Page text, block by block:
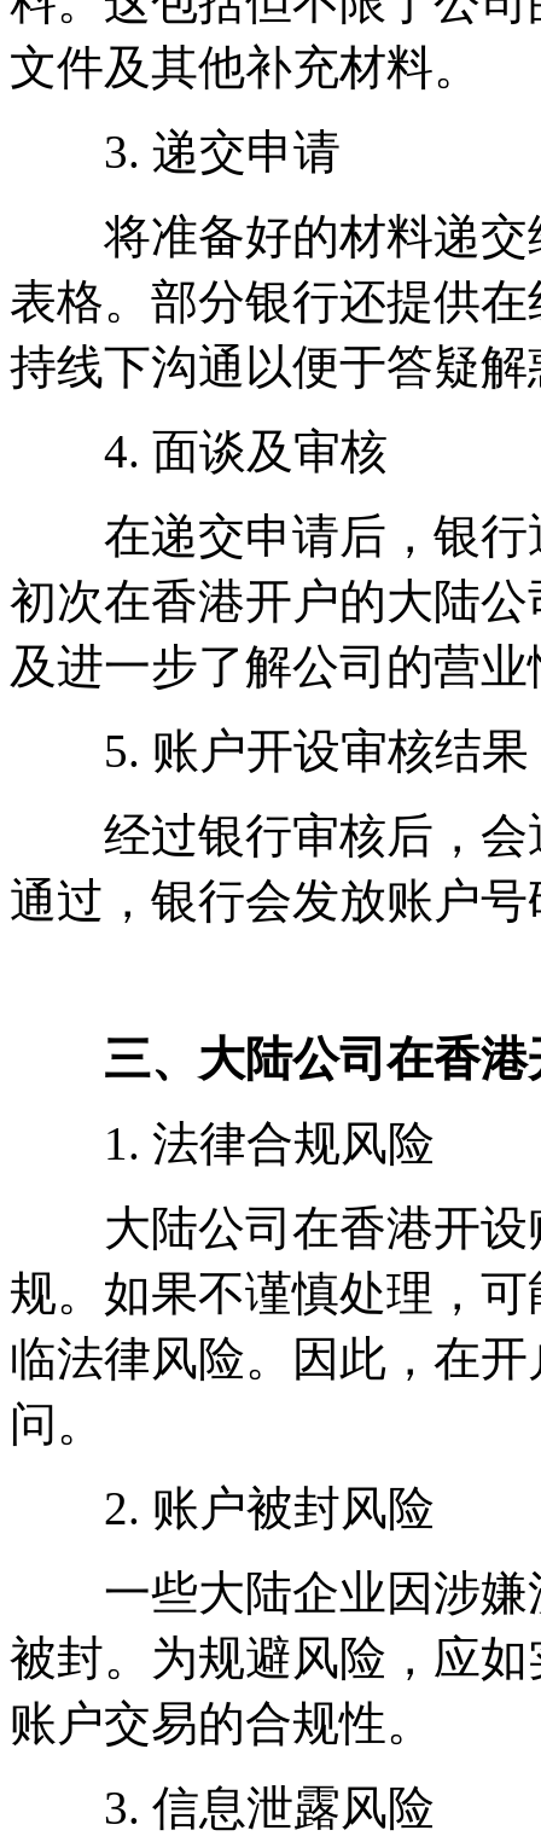
文件及其他补充材料。
3. 递交申请
将准备好的材料递交
表格。部分银行还提供
持线下沟通以便于答疑解
4. 面谈及审核
在递交申请后，银行
初次在香港开户的大陆
及进一步了解公司的营
5. 账户开设审核结果
经过银行审核后，会
通过，银行会发放账户
三、大陆公司在香港
1. 法律合规风险
大陆公司在香港开设
规。如果不谨慎处理，
临法律风险。因此，在
问。
2. 账户被封风险
一些大陆企业因涉嫌
被封。为规避风险，应
账户交易的合规性。
3. 信息泄露风险